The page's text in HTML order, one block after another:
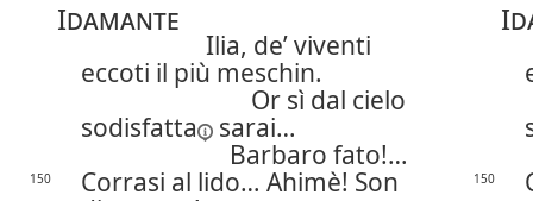
Idamante
Ilia, de’ viventi
eccoti il più meschin.
Or sì dal cielo
sodisfatta
sarai…
Barbaro fato!…
150
Corrasi al lido… Ahimè! Son
150